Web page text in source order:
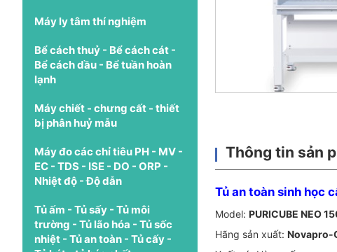
Máy ly tâm thí nghiệm
Bể cách thuỷ - Bể cách cát -
Bể cách dầu - Bể tuần hoàn
lạnh
Máy chiết - chưng cất - thiết
bị phân huỷ mẫu
Máy đo các chỉ tiêu PH - MV -
EC - TDS - ISE - DO - ORP -
Nhiệt độ - Độ dẫn
Tủ ấm - Tủ sấy - Tủ môi
trường - Tủ lão hóa - Tủ sốc
nhiệt - Tủ an toàn - Tủ cấy -
Thông tin sản
Tủ an toàn sinh học
Model: PURICUBE NEO
Hãng sản xuất: Novapro-